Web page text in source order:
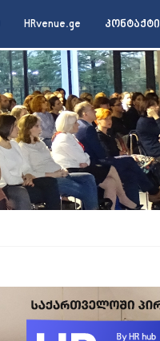
HRvenue.ge კონტაქტი